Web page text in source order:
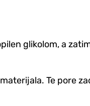
glikolom, a
Te pore